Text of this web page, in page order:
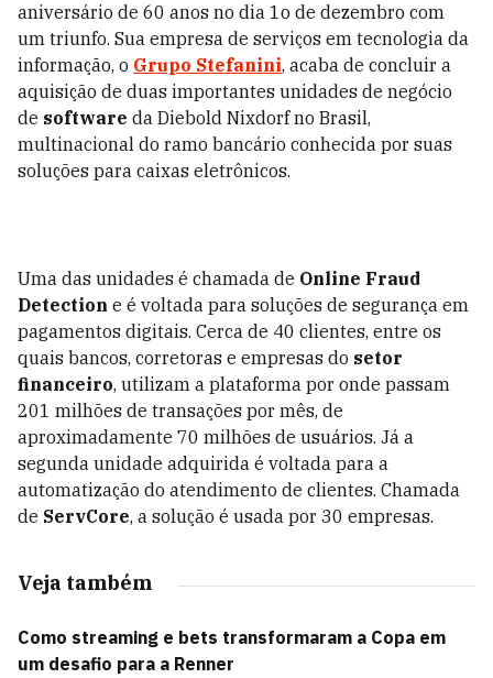
aniversário de 60 anos no dia 1o de dezembro com
um triunfo. Sua empresa de serviços em tecnologia da
informação, o Grupo Stefanini, acaba de concluir a
aquisição de duas importantes unidades de negócio
de software da Diebold Nixdorf no Brasil,
multinacional do ramo bancário conhecida por suas
soluções para caixas eletrônicos.
Uma das unidades é chamada de Online Fraud
Detection e é voltada para soluções de segurança em
pagamentos digitais. Cerca de 40 clientes, entre os
quais bancos, corretoras e empresas do setor
financeiro, utilizam a plataforma por onde passam
201 milhões de transações por mês, de
aproximadamente 70 milhões de usuários. Já a
segunda unidade adquirida é voltada para a
automatização do atendimento de clientes. Chamada
de ServCore, a solução é usada por 30 empresas.
Veja também
Como streaming e bets transformaram a Copa em
um desafio para a Renner